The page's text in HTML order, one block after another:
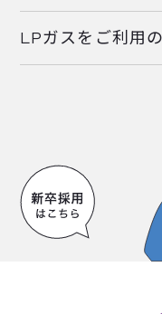
LPガスをご利用